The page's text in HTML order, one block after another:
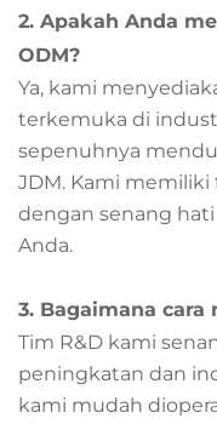
2. Apakah Anda
ODM?
Ya, kami
terkemuka di
sepenuhnya
JDM. Kami memiliki
dengan senang
Anda.
3. Bagaimana
Tim R&D kami
peningkatan dan
kami mudah